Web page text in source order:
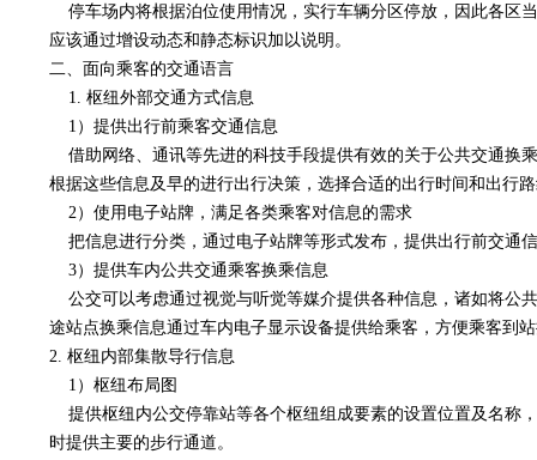
停车场内将根据泊位使用情况，实行车辆分区停放，因此各区
应该通过增设动态和静态标识加以说明。
二、面向乘客的交通语言
1. 枢纽外部交通方式信息
1）提供出行前乘客交通信息
借助网络、通讯等先进的科技手段提供有效的关于公共交通换
根据这些信息及早的进行出行决策，选择合适的出行时间和出行
2）使用电子站牌，满足各类乘客对信息的需求
把信息进行分类，通过电子站牌等形式发布，提供出行前交通
3）提供车内公共交通乘客换乘信息
公交可以考虑通过视觉与听觉等媒介提供各种信息，诸如将公
途站点换乘信息通过车内电子显示设备提供给乘客，方便乘客到
2. 枢纽内部集散导行信息
1）枢纽布局图
提供枢纽内公交停靠站等各个枢纽组成要素的设置位置及名称
时提供主要的步行通道。